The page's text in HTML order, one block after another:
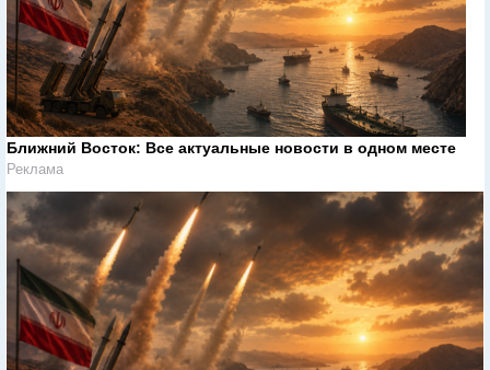
Ближний Восток: Все актуальные новости в одном месте
Реклама